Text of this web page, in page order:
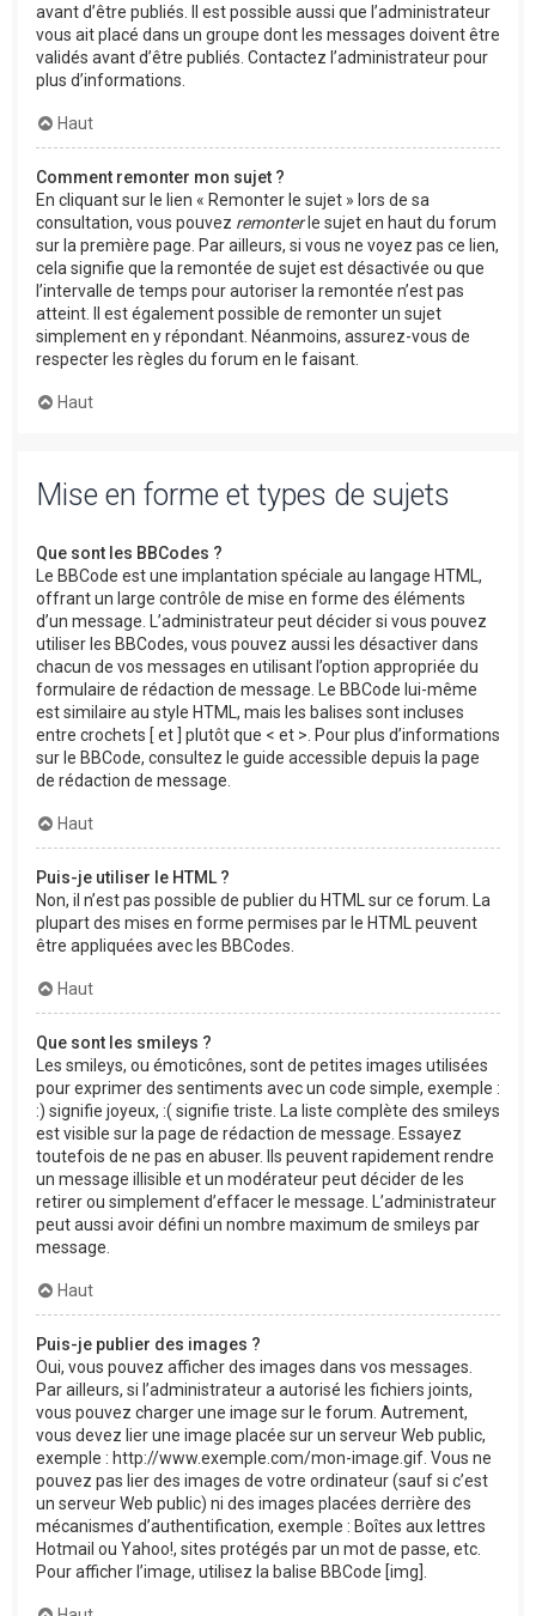
avant d’être publiés. Il est possible aussi que l’administrateur
vous ait placé dans un groupe dont les messages doivent être
validés avant d’être publiés. Contactez l’administrateur pour
plus d’informations.
Haut
Comment remonter mon sujet ?
En cliquant sur le lien « Remonter le sujet » lors de sa
consultation, vous pouvez remonterle sujet en haut du forum
sur la première page. Par ailleurs, si vous ne voyez pas ce lien,
cela signifie que la remontée de sujet est désactivée ou que
l’intervalle de temps pour autoriser la remontée n’est pas
atteint. Il est également possible de remonter un sujet
simplement en y répondant. Néanmoins, assurez-vous de
respecter les règles du forum en le faisant.
Haut
Mise en forme et types de sujets
Que sont les BBCodes ?
Le BBCode est une implantation spéciale au langage HTML,
offrant un large contrôle de mise en forme des éléments
d’un message. L’administrateur peut décider si vous pouvez
utiliser les BBCodes, vous pouvez aussi les désactiver dans
chacun de vos messages en utilisant l’option appropriée du
formulaire de rédaction de message. Le BBCode lui-même
est similaire au style HTML, mais les balises sont incluses
entre crochets [ et ] plutôt que < et >. Pour plus d’informations
sur le BBCode, consultez le guide accessible depuis la page
de rédaction de message.
Haut
Puis-je utiliser le HTML ?
Non, il n’est pas possible de publier du HTML sur ce forum. La
plupart des mises en forme permises par le HTML peuvent
être appliquées avec les BBCodes.
Haut
Que sont les smileys ?
Les smileys, ou émoticônes, sont de petites images utilisées
pour exprimer des sentiments avec un code simple, exemple :
:) signifie joyeux, :( signifie triste. La liste complète des smileys
est visible sur la page de rédaction de message. Essayez
toutefois de ne pas en abuser. Ils peuvent rapidement rendre
un message illisible et un modérateur peut décider de les
retirer ou simplement d’effacer le message. L’administrateur
peut aussi avoir défini un nombre maximum de smileys par
message.
Haut
Puis-je publier des images ?
Oui, vous pouvez afficher des images dans vos messages.
Par ailleurs, si l’administrateur a autorisé les fichiers joints,
vous pouvez charger une image sur le forum. Autrement,
vous devez lier une image placée sur un serveur Web public,
exemple : http://www.exemple.com/mon-image.gif. Vous ne
pouvez pas lier des images de votre ordinateur (sauf si c’est
un serveur Web public) ni des images placées derrière des
mécanismes d’authentification, exemple : Boîtes aux lettres
Hotmail ou Yahoo!, sites protégés par un mot de passe, etc.
Pour afficher l’image, utilisez la balise BBCode [img].